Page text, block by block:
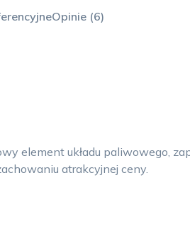
Opinie (6)
element układu paliwowego,
atrakcyjnej ceny.